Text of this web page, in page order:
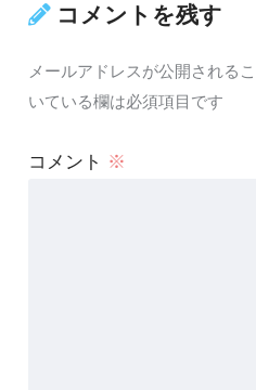
コメントを残す
メールアドレスが公開される
いている欄は必須項目です
コメント ※